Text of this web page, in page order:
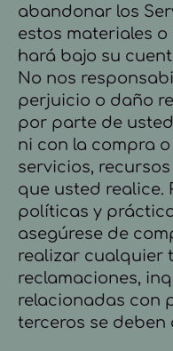
abandonar los
estos materiales
hará bajo su
No nos
perjuicio o daño
por parte de
ni con la compra
servicios,
que usted realice.
políticas y
asegúrese de
realizar cualquier
reclamaciones,
relacionadas con
terceros se deben